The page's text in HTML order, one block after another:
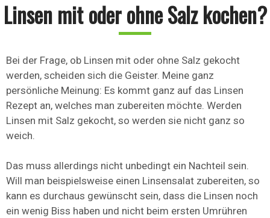
Linsen mit oder ohne Salz kochen?
Bei der Frage, ob Linsen mit oder ohne Salz gekocht
werden, scheiden sich die Geister. Meine ganz
persönliche Meinung: Es kommt ganz auf das Linsen
Rezept an, welches man zubereiten möchte. Werden
Linsen mit Salz gekocht, so werden sie nicht ganz so
weich.
Das muss allerdings nicht unbedingt ein Nachteil sein.
Will man beispielsweise einen Linsensalat zubereiten, so
kann es durchaus gewünscht sein, dass die Linsen noch
ein wenig Biss haben und nicht beim ersten Umrühren